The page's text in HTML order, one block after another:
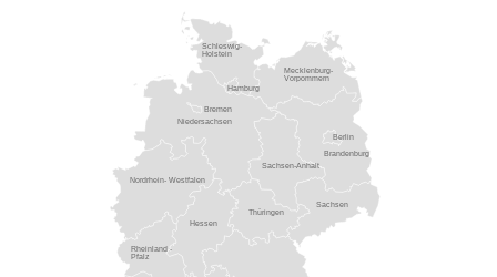
Brandenburg
Hessen
Mecklenburg-
Vorpommern
Niedersachsen
Nordrhein- Westfalen
Rheinland -
Pfalz
Sachsen
Sachsen-Anhalt
Schleswig-
Holstein
Thüringen
Berlin
Bremen
Hamburg